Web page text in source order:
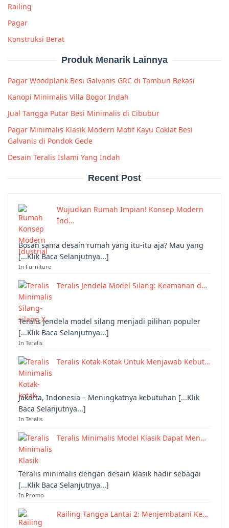
Railing
Pagar
Konstruksi Berat
Produk Menarik Lainnya
Pagar Woodplank Besi Galvanis GRC di Tambun Bekasi
Kanopi Minimalis Villa Bogor Indah
Jual Tangga Putar Besi Minimalis di Cibubur
Pagar Minimalis Klasik Modern Motif Kayu Coklat Besi
Galvanis di Pondok Gede
Desain Teralis Islami Yang Indah
Recent Post
Wujudkan Rumah Impian! Konsep Modern
Ind…
Bosan sama desain rumah yang itu-itu aja? Mau yang
[...Klik Baca Selanjutnya...]
In Furniture
Teralis Jendela Model Silang: Keamanan d…
Teralis jendela model silang menjadi pilihan populer
[...Klik Baca Selanjutnya...]
In Teralis
Teralis Kotak-Kotak Untuk Menjawab Kebut…
Jakarta, Indonesia – Meningkatnya kebutuhan [...Klik
Baca Selanjutnya...]
In Teralis
Teralis Minimalis Model Klasik Dapat Men…
Teralis minimalis dengan desain klasik hadir sebagai
[...Klik Baca Selanjutnya...]
In Promo
Railing Tangga Lantai 2: Menjembatani Ke…